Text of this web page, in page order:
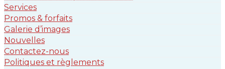
Services
Promos & forfaits
Galerie d’images
Nouvelles
Contactez-nous
Politiques et règlements